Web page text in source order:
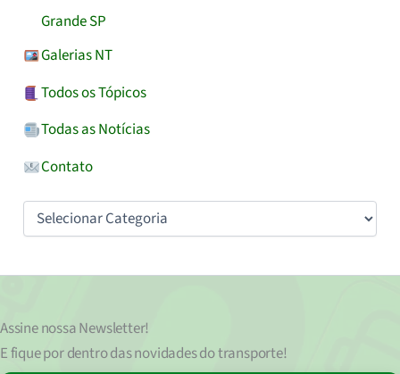
Grande SP
Galerias NT
Todos os Tópicos
Todas as Notícias
Contato
Assine nossaNewsletter!
E fique por dentro das novidades do transporte!